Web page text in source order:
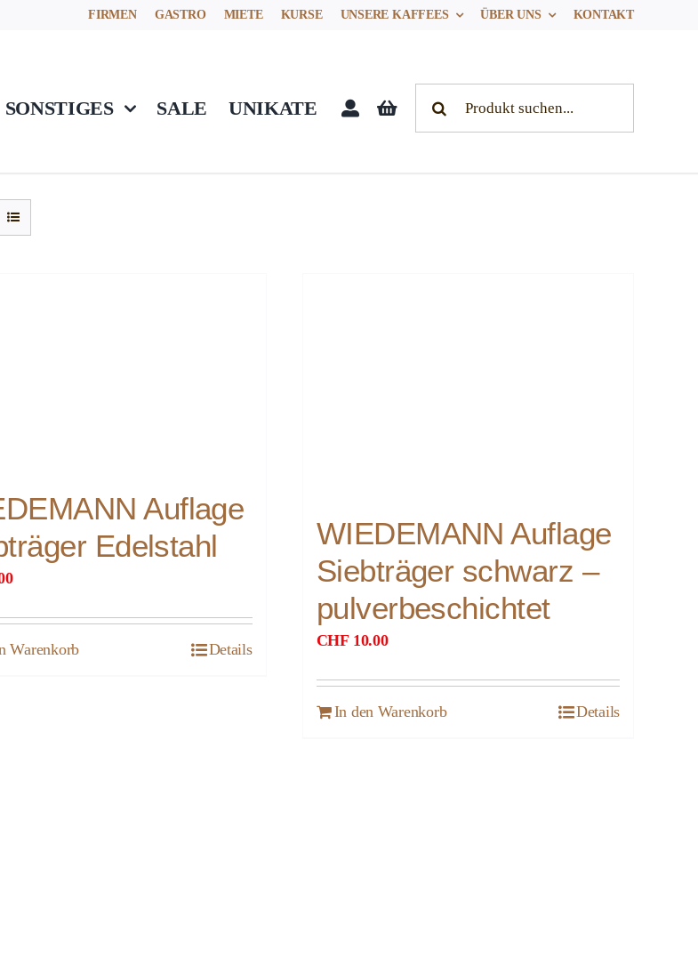
FIRMEN GASTRO MIETE KURSE UNSERE KAFFEES ÜBER UNS KONTAKT
SONSTIGES SALE UNIKATE
Auflage
Edelstahl
Warenkorb Details
WIEDEMANN Auflage
Siebträger schwarz –
pulverbeschichtet
CHF 10.00
In den Warenkorb Details